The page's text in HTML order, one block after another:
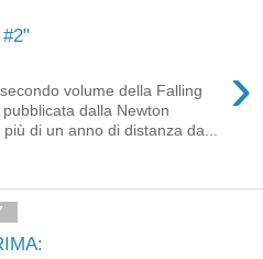
›
volume della Falling
dalla Newton
di un anno di distanza da...